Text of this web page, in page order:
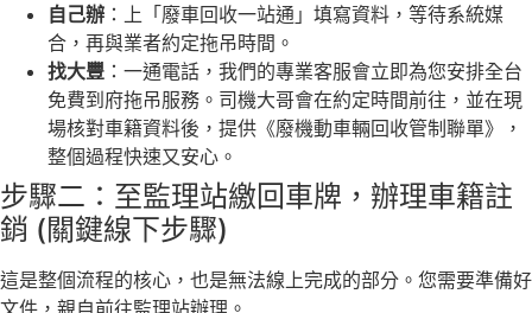
自己辦 ：上「廢車回收一站通」填寫資料，等待系統媒
合，再與業者約定拖吊時間。
找大豐 ：一通電話，我們的專業客服會立即為您安排全台
免費到府拖吊服務。司機大哥會在約定時間前往，並在現
場核對車籍資料後，提供《廢機動車輛回收管制聯單》，
整個過程快速又安心。
步驟二：至監理站繳回車牌，辦理車籍註
銷 (關鍵線下步驟)
這是整個流程的核心，也是無法線上完成的部分。您需要準備好
文件，親自前往監理站辦理。